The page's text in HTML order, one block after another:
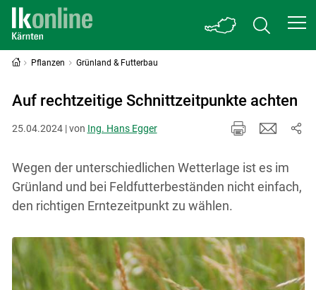
Pflanzen Grünland & Futterbau
Auf rechtzeitige Schnittzeitpunkte achten
25.04.2024 | von Ing. Hans Egger
Wegen der unterschiedlichen Wetterlage ist es im
Grünland und bei Feldfutterbeständen nicht einfach,
den richtigen Erntezeitpunkt zu wählen.